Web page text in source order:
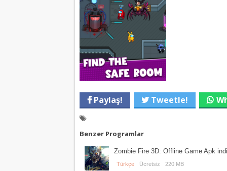
Paylaş! Tweetle!
Benzer Programlar
Zombie Fire 3D: Offline Game Apk
Türkçe Ücretsiz 220 MB